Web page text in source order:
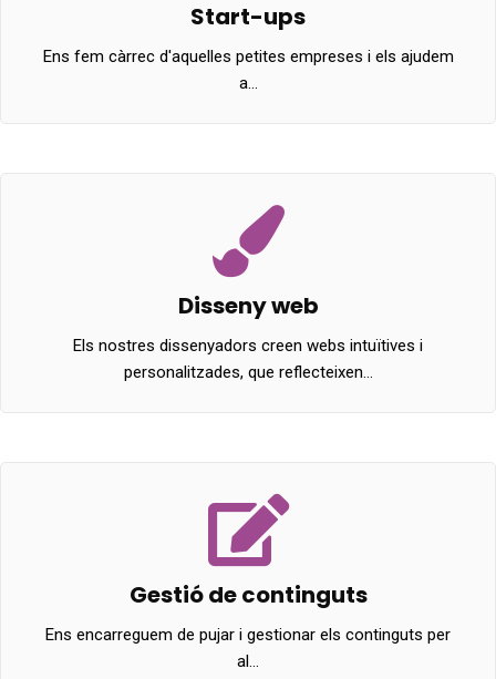
Start-ups
Ens fem càrrec d'aquelles petites empreses i els ajudem
a…
Disseny web
Els nostres dissenyadors creen webs intuïtives i
personalitzades, que reflecteixen…
Gestió de continguts
Ens encarreguem de pujar i gestionar els continguts per
al…